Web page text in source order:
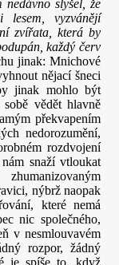
nedávno slyšel, že
lesem, vyzvánějí
zvířata, která by
každý červ
jinak: Mnichové
nějací šneci
jinak mohlo být
vědět hlavně
překvapením
nedorozumění,
rozdvojení
snaží vtloukat
nýbrž naopak
které nemá
nic společného,
v nesmlouvavém
rozpor, žádný
je spíše to, když